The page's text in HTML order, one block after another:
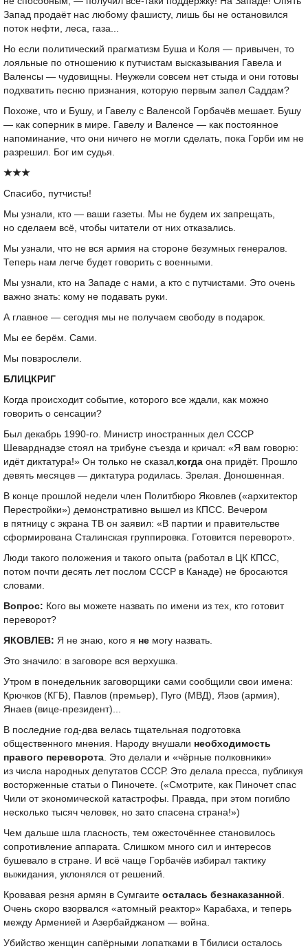
Запад продаёт нас любому фашисту, лишь бы не остановился
поток нефти, леса, газа...
Но если политический прагматизм Буша и Коля — привычен, то
лояльные по отношению к путчистам высказывания Гавела и
Валенсы — чудовищны. Неужели совсем нет стыда и они готовы
подхватить песню признания, которую первым запел Саддам?
Похоже, что и Бушу, и Гавелу с Валенсой Горбачёв мешает. Бушу
— как соперник в мире. Гавелу и Валенсе — как постоянное
напоминание, что они ничего не могли сделать, пока Горби им не
разрешил. Бог им судья.
★★★
Спасибо, путчисты!
Мы узнали, кто — ваши газеты. Мы не будем их запрещать,
но сделаем всё, чтобы читатели от них отказались.
Мы узнали, что не вся армия на стороне безумных генералов.
Теперь нам легче будет говорить с военными.
Мы узнали, кто на Западе с нами, а кто с путчистами. Это очень
важно знать: кому не подавать руки.
А главное — сегодня мы не получаем свободу в подарок.
Мы ее берём. Сами.
Мы повзрослели.
БЛИЦКРИГ
Когда происходит событие, которого все ждали, как можно
говорить о сенсации?
Был декабрь 1990-го. Министр иностранных дел СССР
Шеварднадзе стоял на трибуне съезда и кричал: «Я вам говорю:
идёт диктатура!» Он только не сказал,когда она придёт. Прошло
девять месяцев — диктатура родилась. Зрелая. Доношенная.
В конце прошлой недели член Политбюро Яковлев («архитектор
Перестройки») демонстративно вышел из КПСС. Вечером
в пятницу с экрана ТВ он заявил: «В партии и правительстве
сформирована Сталинская группировка. Готовится переворот».
Люди такого положения и такого опыта (работал в ЦК КПСС,
потом почти десять лет послом СССР в Канаде) не бросаются
словами.
Вопрос: Кого вы можете назвать по имени из тех, кто готовит
переворот?
ЯКОВЛЕВ: Я не знаю, кого я не могу назвать.
Это значило: в заговоре вся верхушка.
Утром в понедельник заговорщики сами сообщили свои имена:
Крючков (КГБ), Павлов (премьер), Пуго (МВД), Язов (армия),
Янаев (вице-президент)...
В последние год-два велась тщательная подготовка
общественного мнения. Народу внушали необходимость
правого переворота. Это делали и «чёрные полковники»
из числа народных депутатов СССР. Это делала пресса, публикуя
восторженные статьи о Пиночете. («Смотрите, как Пиночет спас
Чили от экономической катастрофы. Правда, при этом погибло
несколько тысяч человек, но зато спасена страна!»)
Чем дальше шла гласность, тем ожесточённее становилось
сопротивление аппарата. Слишком много сил и интересов
бушевало в стране. И всё чаще Горбачёв избирал тактику
выжидания, уклонялся от решений.
Кровавая резня армян в Сумгаите осталась безнаказанной.
Очень скоро взорвался «атомный реактор» Карабаха, и теперь
между Арменией и Азербайджаном — война.
Убийство женщин сапёрными лопатками в Тбилиси осталось